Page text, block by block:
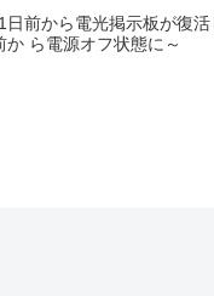
前から電光掲示板が復
ら電源オフ状態に～